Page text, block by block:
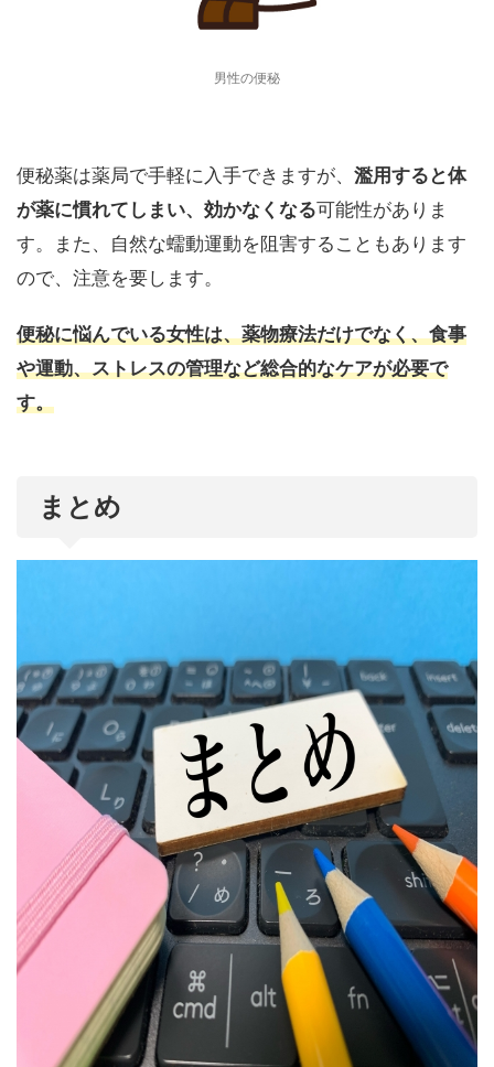
男性の便秘
便秘薬は薬局で手軽に入手できますが、 濫用すると体
が薬に慣れてしまい、効かなくなる可能性がありま
す。また、自然な蠕動運動を阻害することもあります
ので、注意を要します。
便秘に悩んでいる女性は、薬物療法だけでなく、食事
や運動、ストレスの管理など総合的なケアが必要で
す。
まとめ